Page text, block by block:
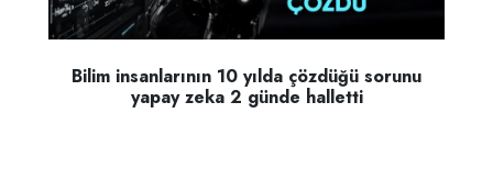
Bilim insanlarının 10 yılda çözdüğü sorunu
yapay zeka 2 günde halletti